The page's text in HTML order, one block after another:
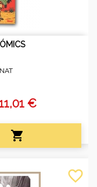
€

favorite_border